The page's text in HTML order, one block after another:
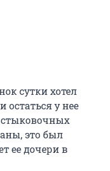
сутки хотел
остаться у нее
это был
ее дочери в